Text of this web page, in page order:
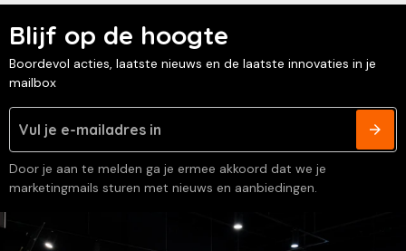
Blijf op de hoogte
Boordevol acties, laatste nieuws en de laatste innovaties in je
mailbox
Door je aan te melden ga je ermee akkoord dat we je
marketingmails sturen met nieuws en aanbiedingen.